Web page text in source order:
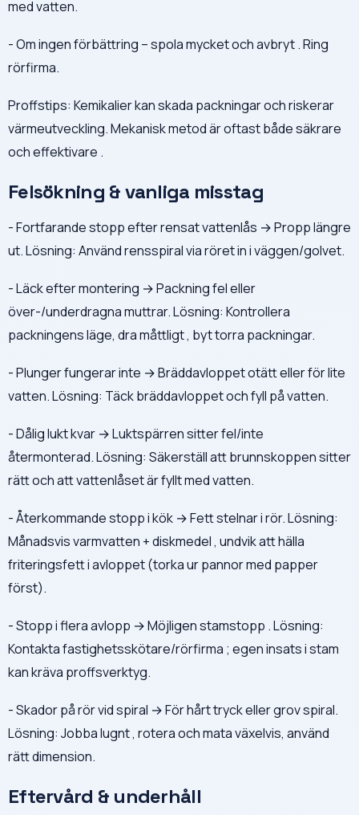
med vatten.
- Om ingen förbättring – spola mycket och avbryt . Ring
rörfirma.
Proffstips: Kemikalier kan skada packningar och riskerar
värmeutveckling. Mekanisk metod är oftast både säkrare
och effektivare .
Felsökning & vanliga misstag
- Fortfarande stopp efter rensat vattenlås → Propp längre
ut. Lösning: Använd rensspiral via röret in i väggen/golvet.
- Läck efter montering → Packning fel eller
över-/underdragna muttrar. Lösning: Kontrollera
packningens läge, dra måttligt , byt torra packningar.
- Plunger fungerar inte → Bräddavloppet otätt eller för lite
vatten. Lösning: Täck bräddavloppet och fyll på vatten.
- Dålig lukt kvar → Luktspärren sitter fel/inte
återmonterad. Lösning: Säkerställ att brunnskoppen sitter
rätt och att vattenlåset är fyllt med vatten.
- Återkommande stopp i kök → Fett stelnar i rör. Lösning:
Månadsvis varmvatten + diskmedel , undvik att hälla
friteringsfett i avloppet (torka ur pannor med papper
först).
- Stopp i flera avlopp → Möjligen stamstopp . Lösning:
Kontakta fastighetsskötare/rörfirma ; egen insats i stam
kan kräva proffsverktyg.
- Skador på rör vid spiral → För hårt tryck eller grov spiral.
Lösning: Jobba lugnt , rotera och mata växelvis, använd
rätt dimension.
Eftervård & underhåll